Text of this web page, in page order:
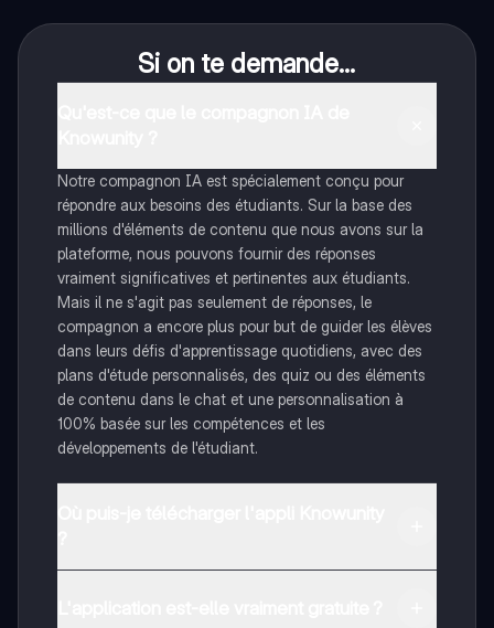
Si on te demande...
Notre compagnon IA est spécialement conçu pour
répondre aux besoins des étudiants. Sur la base des
millions d'éléments de contenu que nous avons sur la
plateforme, nous pouvons fournir des réponses
vraiment significatives et pertinentes aux étudiants.
Mais il ne s'agit pas seulement de réponses, le
compagnon a encore plus pour but de guider les élèves
dans leurs défis d'apprentissage quotidiens, avec des
plans d'étude personnalisés, des quiz ou des éléments
de contenu dans le chat et une personnalisation à
100% basée sur les compétences et les
développements de l'étudiant.